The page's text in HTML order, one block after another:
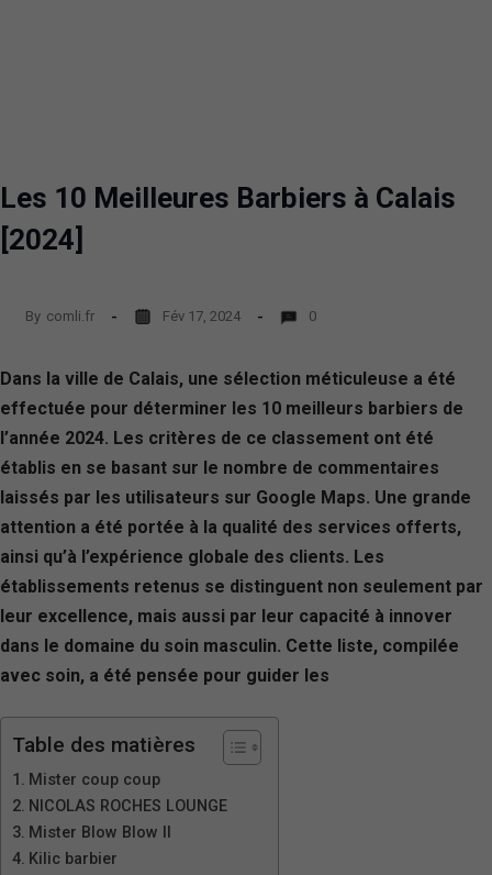
Les 10 Meilleures Barbiers à Calais
[2024]
By comli.fr Fév 17, 2024 0
Dans la ville de Calais, une sélection méticuleuse a été
effectuée pour déterminer les 10 meilleurs barbiers de
l’année 2024. Les critères de ce classement ont été
établis en se basant sur le nombre de commentaires
laissés par les utilisateurs sur Google Maps. Une grande
attention a été portée à la qualité des services offerts,
ainsi qu’à l’expérience globale des clients. Les
établissements retenus se distinguent non seulement par
leur excellence, mais aussi par leur capacité à innover
dans le domaine du soin masculin. Cette liste, compilée
avec soin, a été pensée pour guider les
Table des matières
Mister coup coup
NICOLAS ROCHES LOUNGE
Mister Blow Blow II
Kilic barbier